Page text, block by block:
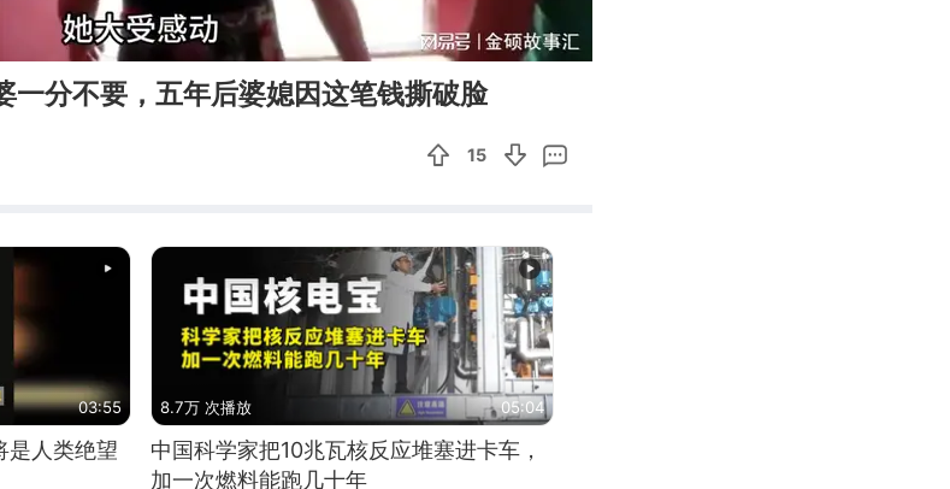
04:57
一分不要，五年后婆媳因这笔钱撕破脸
15
03:55
是人类绝望
8.7万 次播放 05:04
中国科学家把10兆瓦核反应堆塞进卡车，
加一次燃料能跑几十年